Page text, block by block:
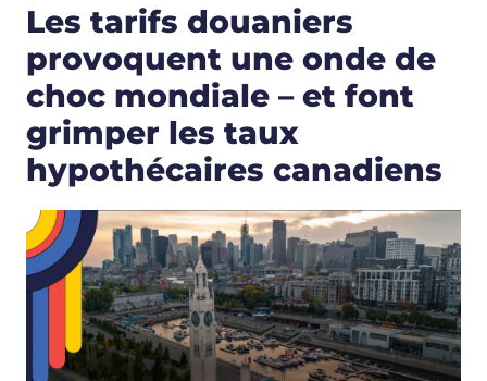
Les tarifs douaniers
provoquent une onde de
choc mondiale – et font
grimper les taux
hypothécaires canadiens